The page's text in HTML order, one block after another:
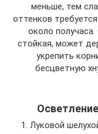
меньше, тем
оттенков
около
стойкая, может
укрепить
бесцветную
1. Луковой